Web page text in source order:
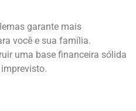
garante mais
você e sua família.
uma base financeira sólida